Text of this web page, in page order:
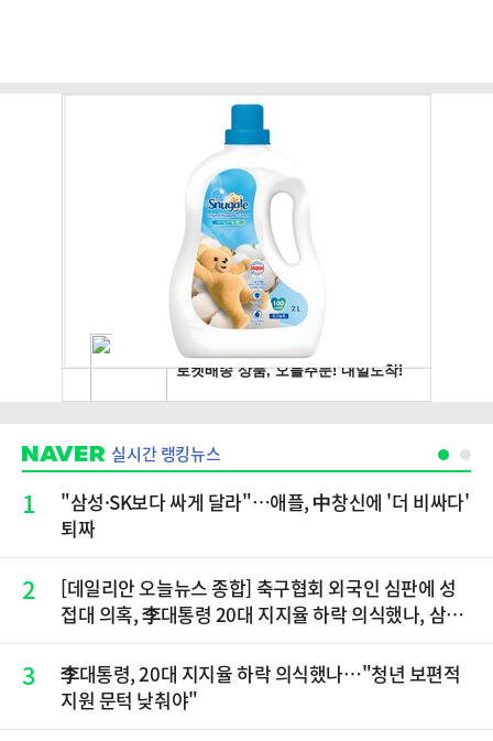
실시간 랭킹뉴스
1
"삼성·SK보다 싸게 달라"…애플, 中창신에 '더 비싸다'
퇴짜
2
[데일리안 오늘뉴스 종합] 축구협회 외국인 심판에 성
접대 의혹, 李대통령 20대 지지율 하락 의식했나, 삼전
재점화, 김민석 "과반 승리 가능성 99%" 등
3
李대통령, 20대 지지율 하락 의식했나…"청년 보편적
지원 문턱 낮춰야"